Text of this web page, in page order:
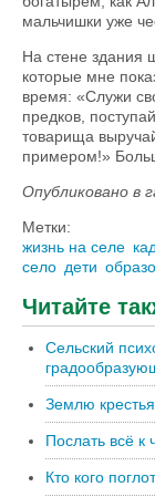
мальчишки уже
На стене здания
которые мне
время: «Служи
предков,
товарища
примером!»
Опубликовано в
Метки:
жизнь на селе
село дети
Читайте
Сельский
Землю
Послать всё к
Кто кого